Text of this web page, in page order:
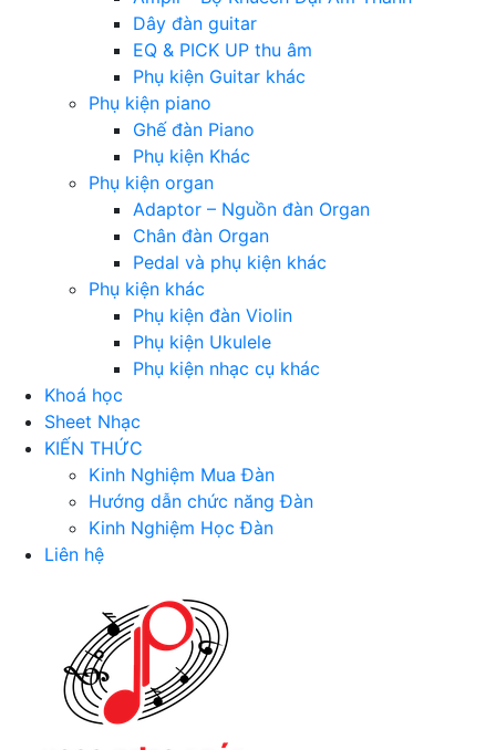
Dây đàn guitar
EQ & PICK UP thu âm
Phụ kiện Guitar khác
Phụ kiện piano
Ghế đàn Piano
Phụ kiện Khác
Phụ kiện organ
Adaptor – Nguồn đàn Organ
Chân đàn Organ
Pedal và phụ kiện khác
Phụ kiện khác
Phụ kiện đàn Violin
Phụ kiện Ukulele
Phụ kiện nhạc cụ khác
Khoá học
Sheet Nhạc
KIẾN THỨC
Kinh Nghiệm Mua Đàn
Hướng dẫn chức năng Đàn
Kinh Nghiệm Học Đàn
Liên hệ